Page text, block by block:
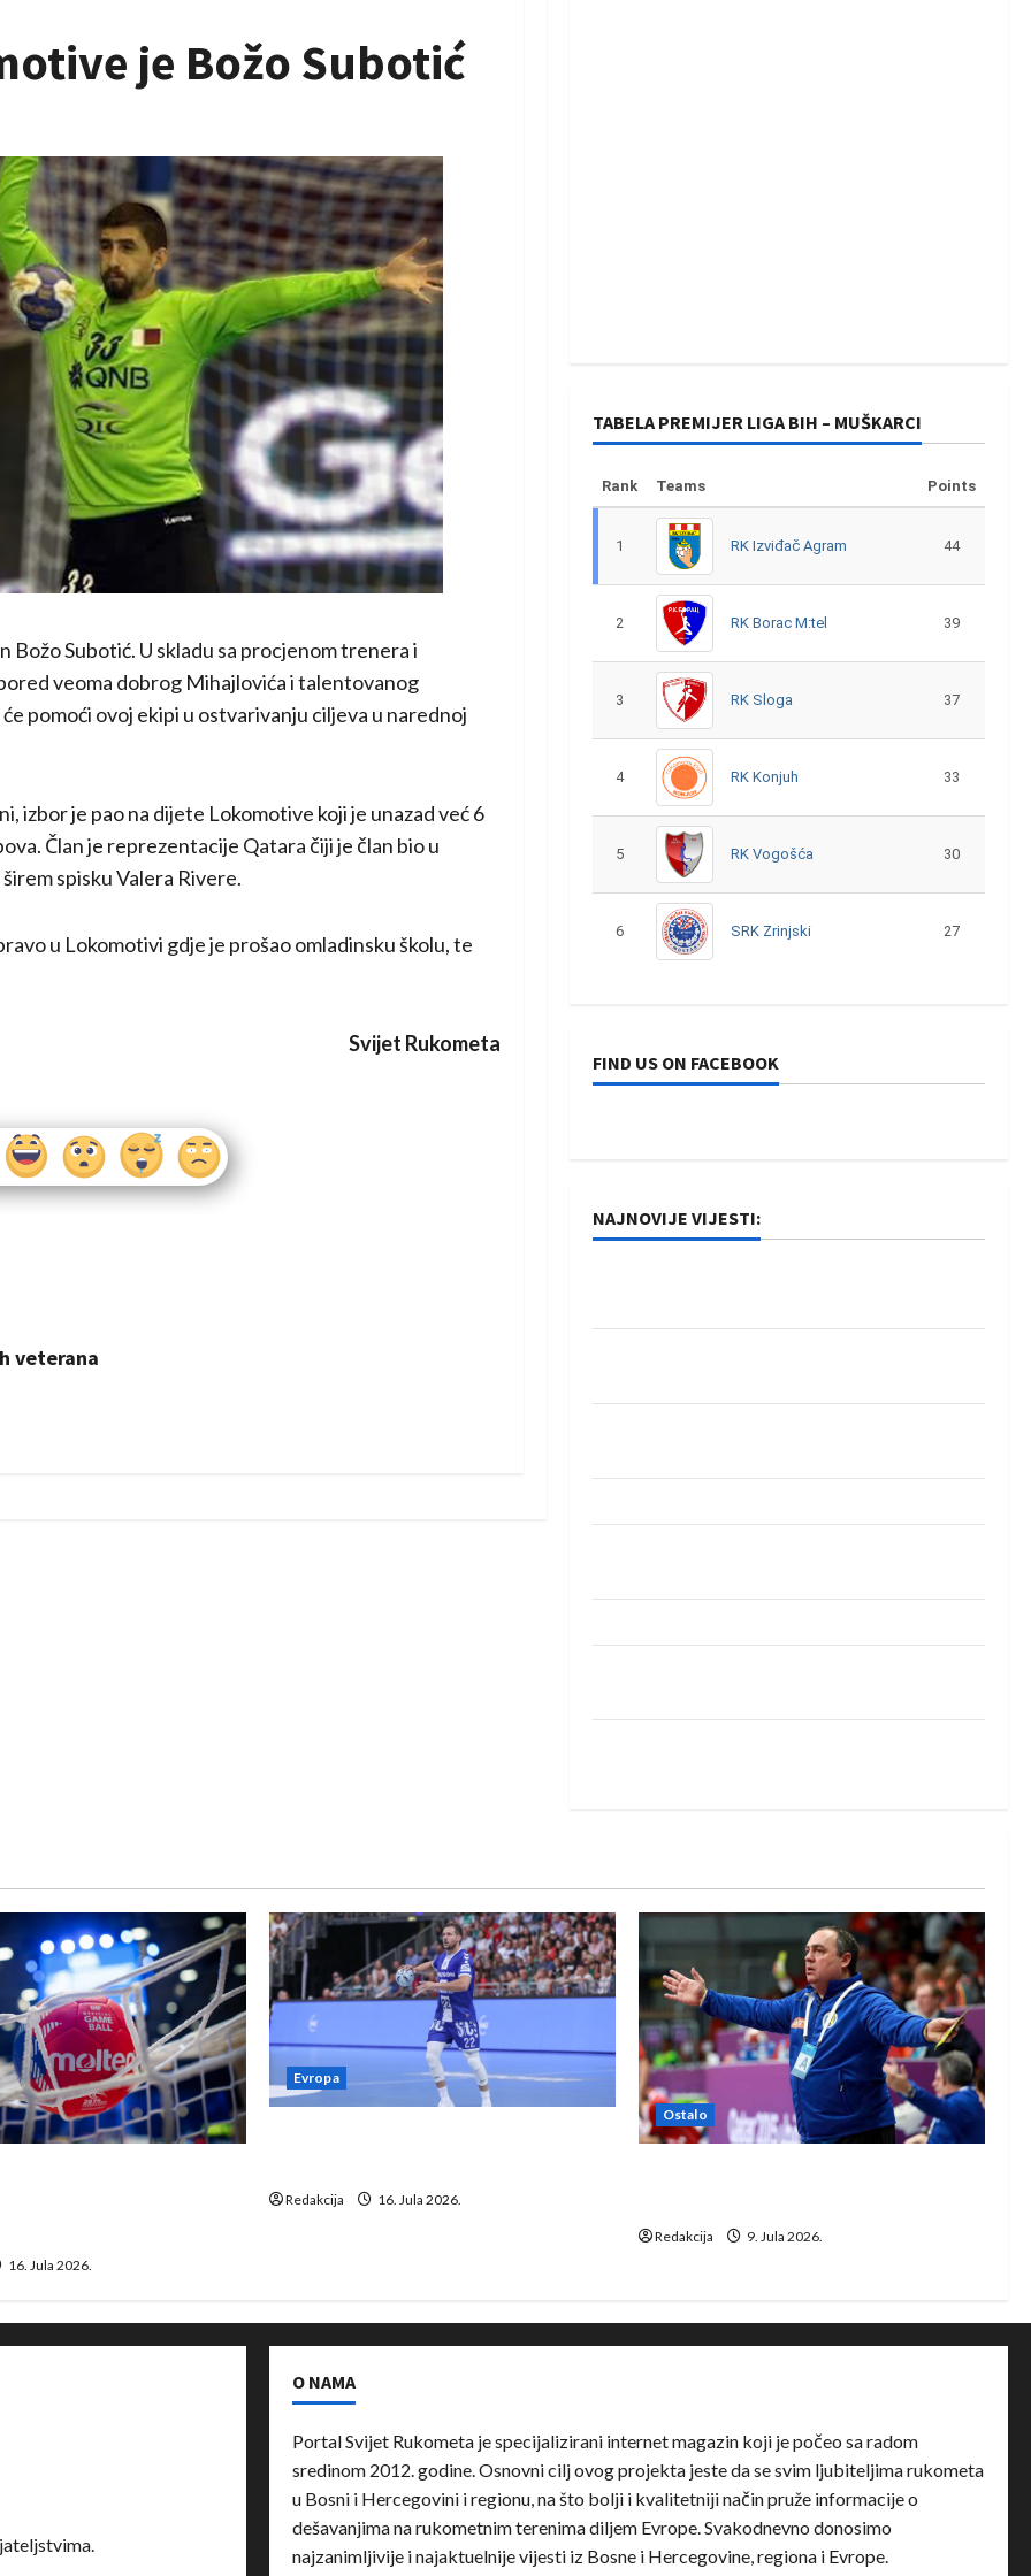
je Božo Subotić
Božo Subotić. U skladu sa procjenom trenera i
veoma dobrog Mihajlovića i talentovanog
pomoći ovoj ekipi u ostvarivanju ciljeva u narednoj
izbor je pao na dijete Lokomotive koji je unazad već 6
Član je reprezentacije Qatara čiji je član bio u
spisku Valera Rivere.
u Lokomotivi gdje je prošao omladinsku školu, te
Svijet Rukometa
veterana
TABELA PREMIJER LIGA BIH – MUŠKARCI
Rank Teams Points
1 RK Izviđač Agram 44
2 RK Borac M:tel 39
3 RK Sloga 37
4 RK Konjuh 33
5 RK Vogošća 30
6 SRK Zrinjski 27
FIND US ON FACEBOOK
NAJNOVIJE VIJESTI:
16. Jula 2026.
Evropa
Redakcija 16. Jula 2026.
Ostalo
Redakcija 9. Jula 2026.
O NAMA
Portal Svijet Rukometa je specijalizirani internet magazin koji je počeo sa radom
sredinom 2012. godine. Osnovni cilj ovog projekta jeste da se svim ljubiteljima rukometa
u Bosni i Hercegovini i regionu, na što bolji i kvalitetniji način pruže informacije o
dešavanjima na rukometnim terenima diljem Evrope. Svakodnevno donosimo
najzanimljivije i najaktuelnije vijesti iz Bosne i Hercegovine, regiona i Evrope.